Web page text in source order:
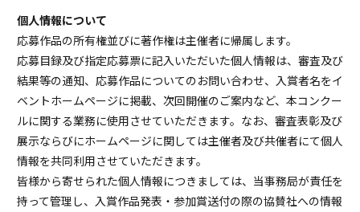
個人情報について
応募作品の所有権並びに著作権は主催者に帰属します。
応募目録及び指定応募票に記入いただいた個人情報は、審査及び
結果等の通知、応募作品についてのお問い合わせ、入賞者名をイ
ベントホームページに掲載、次回開催のご案内など、本コンクー
ルに関する業務に使用させていただきます。なお、審査表彰及び
展示ならびにホームページに関しては主催者及び共催者にて個人
情報を共同利用させていただきます。
皆様から寄せられた個人情報につきましては、当事務局が責任を
持って管理し、入賞作品発表・参加賞送付の際の協賛社への情報